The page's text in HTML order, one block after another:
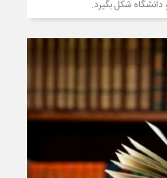
دانشگاه شکل بگیرد.